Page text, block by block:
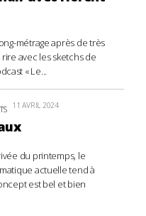
métrage après de très
avec les sketchs de
« Le...
11 AVRIL 2024
du printemps, le
actuelle tend à
est bel et bien